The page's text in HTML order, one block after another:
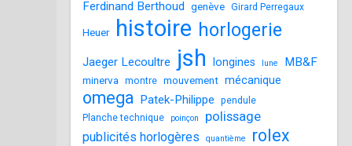
Ferdinand Berthoud genève Girard Perregaux
Heuer histoire horlogerie
Jaeger Lecoultre jsh longines lune MB&F
minerva montre mouvement mécanique
omega Patek-Philippe
pendule
Planche technique
poinçon polissage
publicités horlogères quantième rolex